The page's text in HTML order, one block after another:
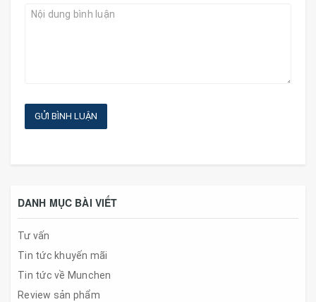
GỬI BÌNH LUẬN
DANH MỤC BÀI VIẾT
Tư vấn
Tin tức khuyến mãi
Tin tức về Munchen
Review sản phẩm